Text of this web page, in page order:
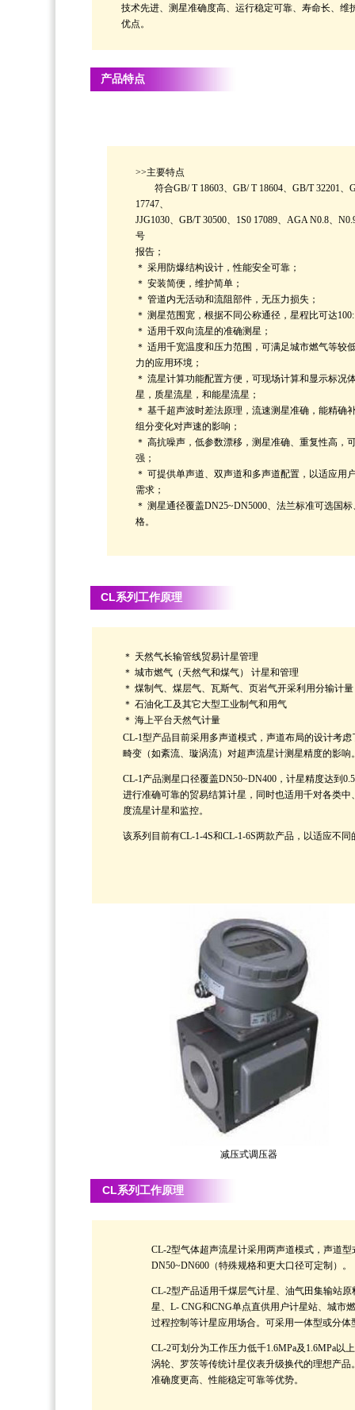
技术先进、测星准确度高、运行稳定可靠、寿命长、维
优点。
产品特点
>>主要特点
符合GB/ T 18603、GB/ T 18604、GB/T 32201、
17747、
JJG1030、GB/T 30500、1S0 17089、AGA N0.8、
号
报告；
＊ 采用防爆结构设计，性能安全可靠；
＊ 安装简便，维护简单；
＊ 管道内无活动和流阻部件，无压力损失；
＊ 测星范围宽，根据不同公称通径，星程比可达
＊ 适用千双向流星的准确测星；
＊ 适用千宽温度和压力范围，可满足城市燃气等较
力的应用环境；
＊ 流星计算功能配置方便，可现场计算和显示标况
星，质星流星，和能星流星；
＊ 基千超声波时差法原理，流速测星准确，能精确
组分变化对声速的影响；
＊ 高抗噪声，低参数漂移，测星准确、重复性高，
强；
＊ 可提供单声道、双声道和多声道配置，以适应用
需求；
＊ 测星通径覆盖DN25~DN5000、法兰标准可选国
格。
CL系列 工作原理
＊ 天然气长输管线贸易计星管理
＊ 城市燃气（天然气和煤气） 计星和管理
＊ 煤制气、煤层气、瓦斯气、页岩气开采利用分输计量
＊ 石油化工及其它大型工业制气和用气
＊ 海上平台天然气计量
CL-1型产品目前采用多声道模式，声道布局的设计考
畸变（如紊流、璇涡流）对超声流星计测星精度的影响
CL-1产品测星口径覆盖DN50~DN400，计星精度达到
进行准确可靠的贸易结算计星，同时也适用千对各类
度流星计星和监控。
该系列目前有CL-1-4S和CL-1-6S两款产品，以适应不同
减压式调压器
CL系列 工作原理
CL-2型气体超声流星计采用两声道模式，声道
DN50~DN600（特殊规格和更大口径可定制）。
CL-2型产品适用千煤层气计星、油气田集输站
星、L- CNG和CNG单点直供用户计星站、城市
过程控制等计星应用场合。可采用一体型或分体
CL-2可划分为工作压力低千1.6MPa及1.6MPa
涡轮、罗茨等传统计星仪表升级换代的理想产
准确度更高、性能稳定可靠等优势。